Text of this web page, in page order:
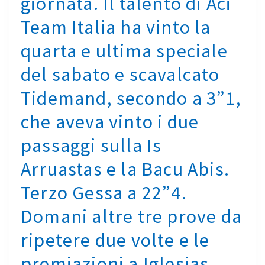
TERZO.
DALLE
IL
SECONDO
PASSAGGIO
SULLE
SANTADI-
NUXIS,
VILLAPERUCCIO-
PISCINAS
PERDAXIUS,
ALLE
16
Team Italia ha vinto la
quarta e ultima speciale
del sabato e scavalcato
Tidemand, secondo a 3”1,
che aveva vinto i due
passaggi sulla Is
Arruastas e la Bacu Abis.
Terzo Gessa a 22”4.
Domani altre tre prove da
ripetere due volte e le